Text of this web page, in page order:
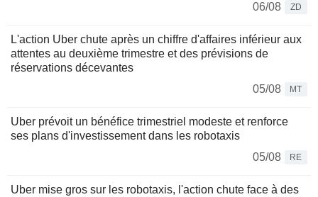
06/08
ZD
L'action Uber chute après un chiffre d'affaires inférieur aux
attentes au deuxième trimestre et des prévisions de
réservations décevantes
05/08
MT
Uber prévoit un bénéfice trimestriel modeste et renforce
ses plans d'investissement dans les robotaxis
05/08
RE
Uber mise gros sur les robotaxis, l'action chute face à des